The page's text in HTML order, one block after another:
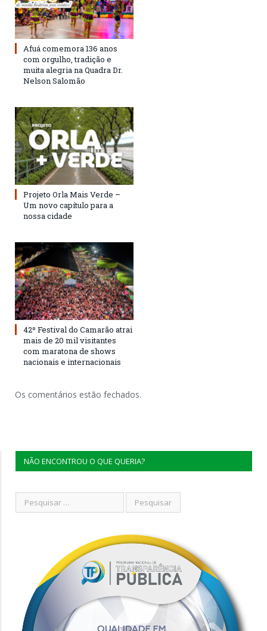
Afuá comemora 136 anos
com orgulho, tradição e
muita alegria na Quadra Dr.
Nelson Salomão
Projeto Orla Mais Verde –
Um novo capítulo para a
nossa cidade
42º Festival do Camarão atrai
mais de 20 mil visitantes
com maratona de shows
nacionais e internacionais
Os comentários estão fechados.
NÃO ENCONTROU O QUE QUERIA?